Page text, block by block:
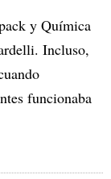
y Química
Incluso,
funcionaba